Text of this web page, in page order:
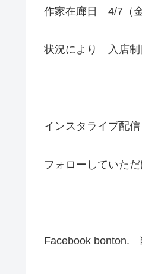
作家在廊日 4/7（金
状況により 入店制
インスタライブ配
フォローしていた
Facebook bonton.